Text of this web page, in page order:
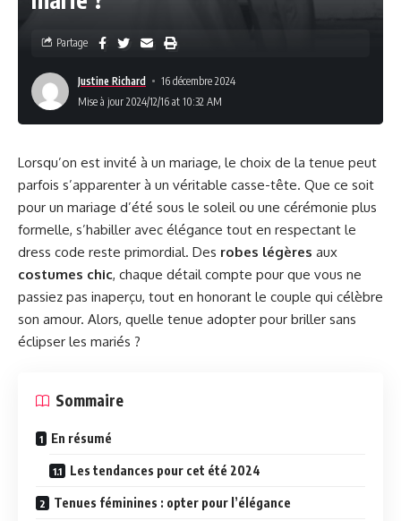
Justine Richard
16 décembre 2024
Mise à jour 2024/12/16 at 10:32 AM
Partage
Lorsqu’on est invité à un mariage, le choix de la tenue peut
parfois s’apparenter à un véritable casse-tête. Que ce soit
pour un mariage d’été sous le soleil ou une cérémonie plus
formelle, s’habiller avec élégance tout en respectant le
dress code reste primordial. Des robes légères aux
costumes chic, chaque détail compte pour que vous ne
passiez pas inaperçu, tout en honorant le couple qui célèbre
son amour. Alors, quelle tenue adopter pour briller sans
éclipser les mariés ?
Sommaire
En résumé
Les tendances pour cet été 2024
Tenues féminines : opter pour l’élégance